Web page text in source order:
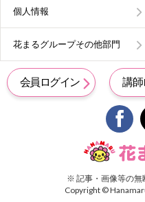
個人情報
花まるグループその他部門
会員ログイン 講師

※ 記事・画像等の
Copyright ©